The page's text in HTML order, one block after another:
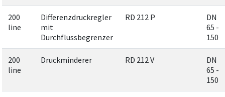
200
line
Differenzdruckregler
mit
Durchflussbegrenzer
RD 212 P
DN
65 -
150
200
line
Druckminderer RD 212 V
DN
65 -
150